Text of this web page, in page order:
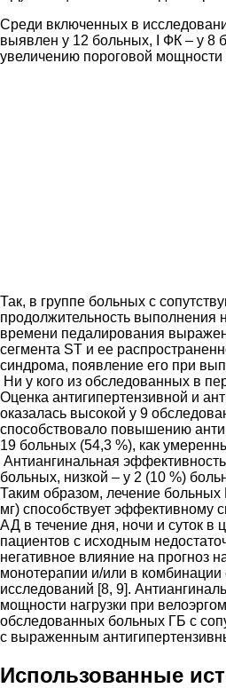
Среди включенных в
выявлен у 12 больных, I ФК – у 8
увеличению пороговой мощности
Так, в группе больных с
продолжительность выполнения
времени педалирования
сегмента ST и ее
синдрома, появление его при
Ни у кого из обследованных в
Оценка антигипертензивной и
оказалась высокой у 9
способствовало повышению
19 больных (54,3 %), как
Антиангинальная
больных, низкой – у 2 (10 %)
Таким образом, лечение
мг) способствует эффективному
АД в течение дня, ночи и суток в
пациентов с исходным
негативное влияние на прогноз
монотерапии и/или в комбинации
исследований [8, 9].
мощности нагрузки при
обследованных больных ГБ с
с выраженным
Использованные